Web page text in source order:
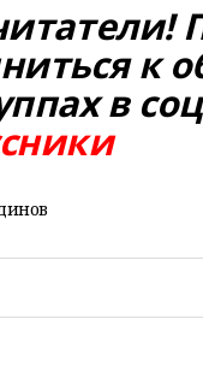
к
в